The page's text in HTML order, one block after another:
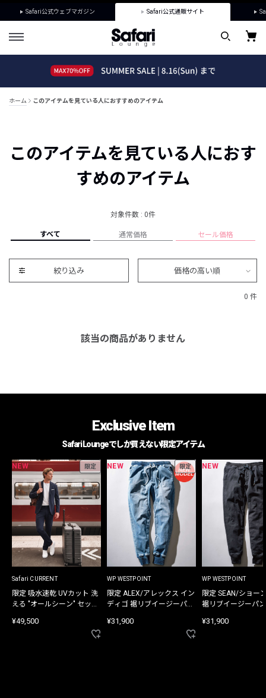
Safari公式ウェブマガジン Safari公式通販サイト
ホーム このアイテムを見ている人におすすめのアイテム
このアイテムを見ている人におす
すめのアイテム
対象件数 : 0件
すべて 通常価格 セール価格
絞り込み 価格の高い順
0 件
該当の商品がありません
Exclusive Item
Safari Loungeでしか買えない限定アイテム
NEW 限定
Safari CURRENT
限定 吸水速乾 UVカット 洗
える "オールシーン" セット
¥49,500
NEW 限定
WP WESTPOINT
限定 ALEX/アレックス イン
ディゴ 裾リブイージーパン
¥31,900
NEW
WP WESTPOINT
限定 SEAN/ショー
裾リブイージーパ
¥31,900